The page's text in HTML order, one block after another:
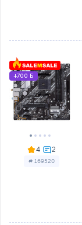
4
# 169520
+700 Б